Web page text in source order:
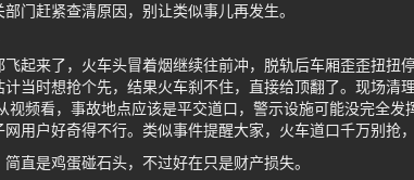
门赶紧查清原因，别让类似事儿再发生。
起来了，火车头冒着烟继续往前冲，脱轨后车厢歪歪扭扭
当时想抢个先，结果火车刹不住，直接给顶翻了。现场清
视频看，事故地点应该是平交道口，警示设施可能没完全发
用户好奇得不行。类似事件提醒大家，火车道口千万别抢，
直是鸡蛋碰石头，不过好在只是财产损失。